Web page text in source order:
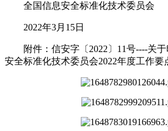
全国信息安全标准化技术委员会
2022年3月15日
附件：信安字〔2022〕11号----关于
安全标准化技术委员会2022年度工作要